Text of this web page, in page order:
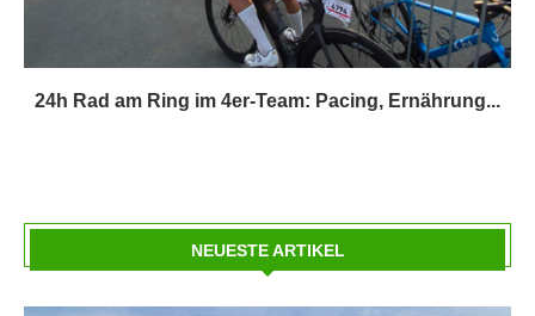
24h Rad am Ring im 4er-Team: Pacing, Ernährung...
NEUESTE ARTIKEL